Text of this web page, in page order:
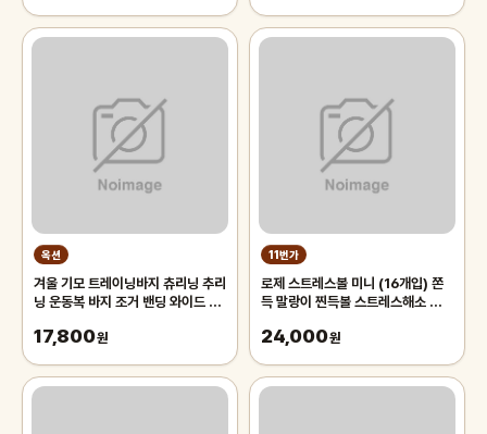
옥션
겨울 기모 트레이닝바지 츄리닝 추리
닝 운동복 바지 조거 밴딩 와이드 팬
17,800원
11번가
로제 스트레스볼 미니 (16개입) 쫀
득 말랑이 찐득볼 스트레스해소 왓츠
장난감 촉감놀이
24,000원